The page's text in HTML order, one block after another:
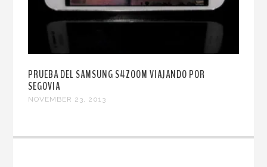
PRUEBA DEL SAMSUNG S4ZOOM VIAJANDO POR
SEGOVIA
NOVEMBER 23, 2013